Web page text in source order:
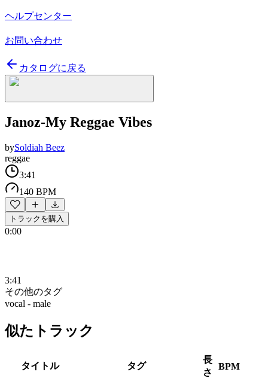
ヘルプセンター
お問い合わせ
カタログに戻る
Janoz-My Reggae Vibes
bySoldiah Beez
reggae
3:41
140 BPM
トラックを購入
0:00
3:41
その他のタグ
vocal - male
似たトラック
タイトル タグ
長
さ
BPM